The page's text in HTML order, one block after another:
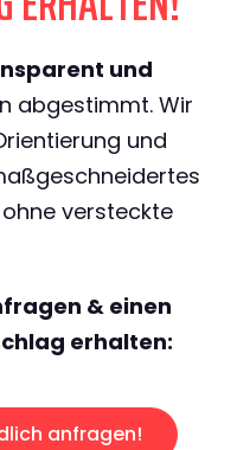
und
abgestimmt. Wir
und
versteckte
& einen
erhalten:
anfragen!